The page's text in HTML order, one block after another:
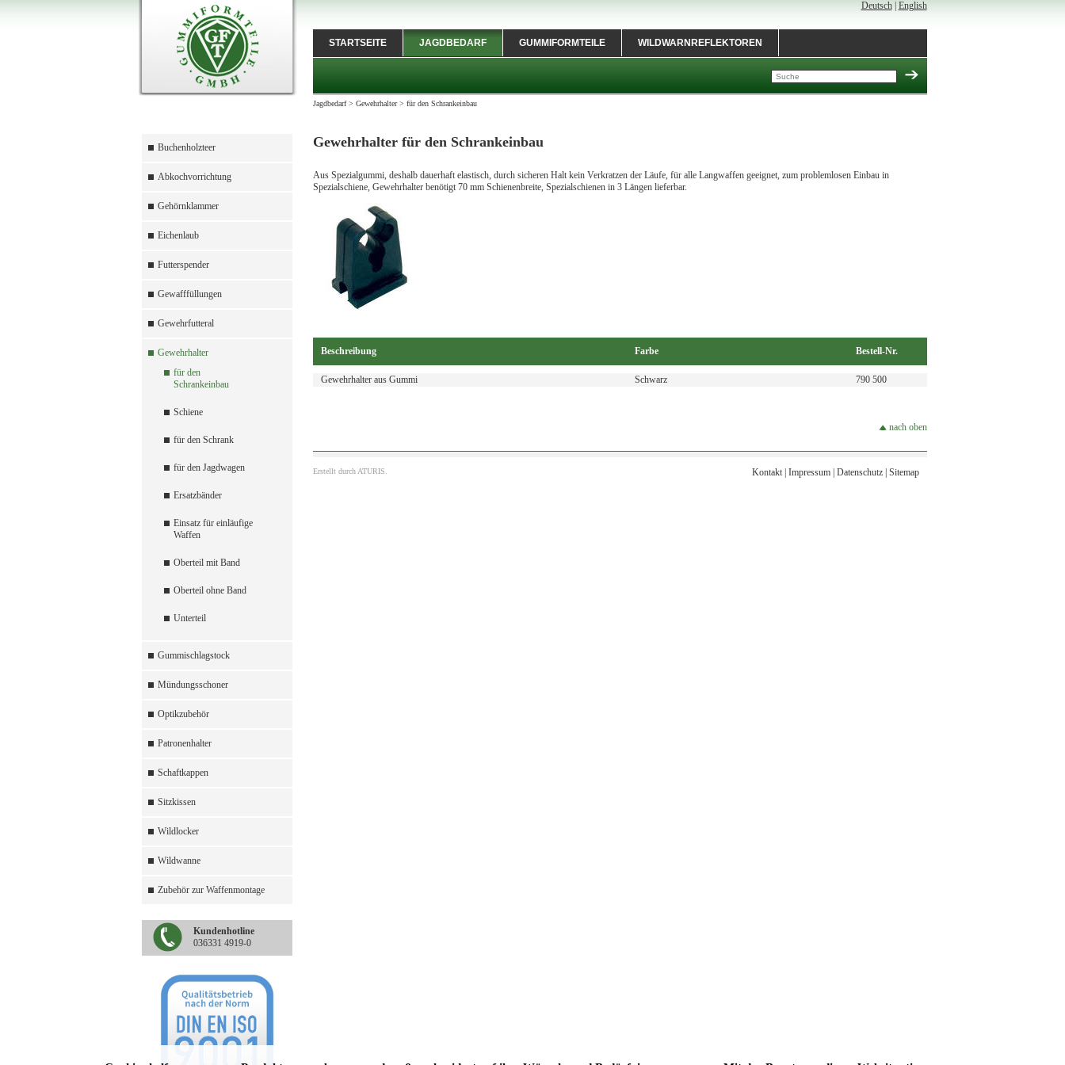
Buchenholzteer
Abkochvorrichtung
Gehörnklammer
Eichenlaub
Futterspender
Gewafffüllungen
Gewehrfutteral
Gewehrhalter
für den
Schrankeinbau
Schiene
für den Schrank
für den Jagdwagen
Ersatzbänder
Einsatz für einläufige
Waffen
Oberteil mit Band
Oberteil ohne Band
Unterteil
Gummischlagstock
Mündungsschoner
Optikzubehör
Patronenhalter
Schaftkappen
Sitzkissen
Wildlocker
Wildwanne
Zubehör zur Waffenmontage
Kundenhotline
036331 4919-0
Deutsch| English
STARTSEITE JAGDBEDARF GUMMIFORMTEILE WILDWARNREFLEKTOREN
Jagdbedarf> Gewehrhalter> für den Schrankeinbau
Gewehrhalter für den Schrankeinbau
Aus Spezialgummi, deshalb dauerhaft elastisch, durch sicheren Halt kein Verkratzen der Läufe, für alle Langwaffen geeignet, zum problemlosen Einbau in
Spezialschiene, Gewehrhalter benötigt 70 mm Schienenbreite, Spezialschienen in 3 Längen lieferbar.
Beschreibung Farbe Bestell-Nr.
Gewehrhalter aus Gummi Schwarz 790 500
nach oben
Erstellt durch ATURIS. Kontakt| Impressum| Datenschutz| Sitemap